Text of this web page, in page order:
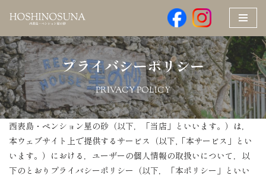
ン
テ
ン
ツ
へ
ス
キ
ッ
プ
プライバシーポリシー
PRIVACY POLICY
西表島・ペンション星の砂（以下，「当店」といいます。）は，
本ウェブサイト上で提供するサービス（以下,「本サービス」とい
います。）における，ユーザーの個人情報の取扱いについて，以
下のとおりプライバシーポリシー（以下，「本ポリシー」といい